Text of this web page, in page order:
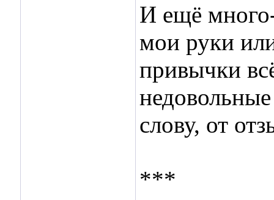
И ещё
мои руки
привычки
слову, от
***